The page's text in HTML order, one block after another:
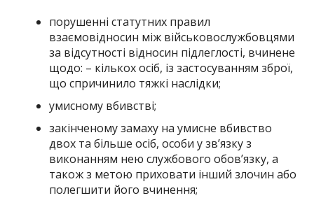
порушенні статутних правил
взаємовідносин між військовослужбовцями
за відсутності відносин підлеглості, вчинене
щодо: – кількох осіб, із застосуванням зброї,
що спричинило тяжкі наслідки;
умисному вбивстві;
закінченому замаху на умисне вбивство
двох та більше осіб, особи у зв’язку з
виконанням нею службового обов’язку, а
також з метою приховати інший злочин або
полегшити його вчинення;